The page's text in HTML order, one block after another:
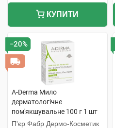
КУПИТИ
−20%
A-Derma Мило
дерматологічне
пом'якшувальне 100 г 1 шт
П'єр Фабр Дермо-Косметик